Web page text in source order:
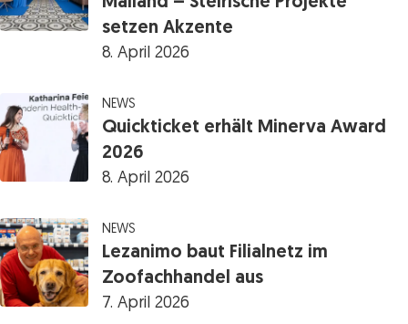
setzen Akzente
8. April 2026
NEWS
Quickticket erhält Minerva Award
2026
8. April 2026
NEWS
Lezanimo baut Filialnetz im
Zoofachhandel aus
7. April 2026